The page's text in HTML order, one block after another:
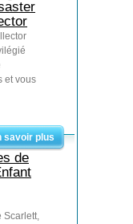
et vous
savoir plus
de
Scarlett,